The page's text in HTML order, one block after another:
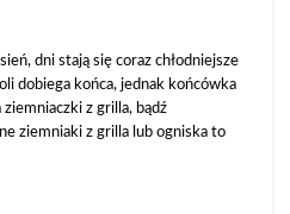
dni stają się coraz chłodniejsze
dobiega końca, jednak końcówka
z grilla, bądź
ziemniaki z grilla lub ogniska to